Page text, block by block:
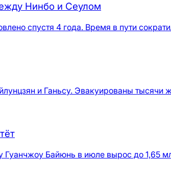
Нинбо и Сеулом
спустя 4 года. Время в пути
и Ганьсу. Эвакуированы тысячи
Гуанчжоу Байюнь в июле вырос до 1,65